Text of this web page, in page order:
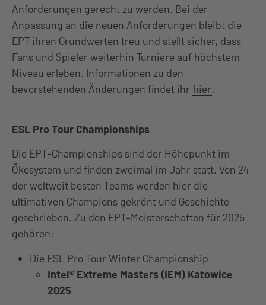
Anforderungen gerecht zu werden. Bei der
Anpassung an die neuen Anforderungen bleibt die
EPT ihren Grundwerten treu und stellt sicher, dass
Fans und Spieler weiterhin Turniere auf höchstem
Niveau erleben. Informationen zu den
bevorstehenden Änderungen findet ihr hier.
ESL Pro Tour Championships
Die EPT-Championships sind der Höhepunkt im
Ökosystem und finden zweimal im Jahr statt. Von 24
der weltweit besten Teams werden hier die
ultimativen Champions gekrönt und Geschichte
geschrieben. Zu den EPT-Meisterschaften für 2025
gehören:
Die ESL Pro Tour Winter Championship
Intel® Extreme Masters (IEM) Katowice
2025